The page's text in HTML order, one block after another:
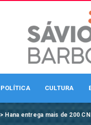
POLÍTICA CULTURA
> Hana entrega mais de 200